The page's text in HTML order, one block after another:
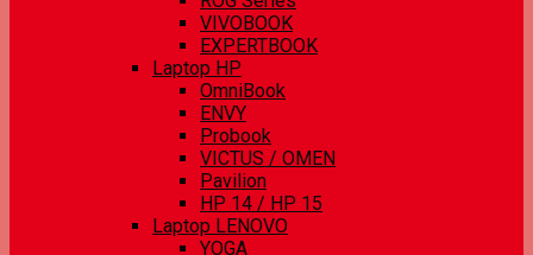
VIVOBOOK
EXPERTBOOK
Laptop HP
OmniBook
ENVY
Probook
VICTUS / OMEN
Pavilion
HP 14 / HP 15
Laptop LENOVO
YOGA